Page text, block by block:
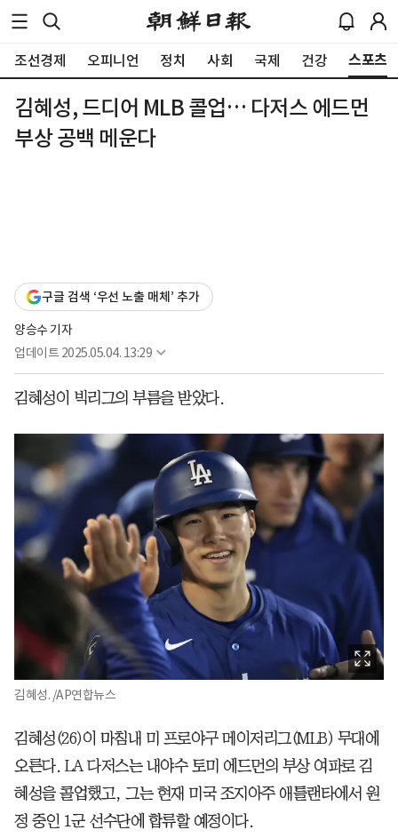
조선경제 오피니언 정치 사회 국제 건강 스포츠
김혜성, 드디어 MLB 콜업… 다저스 에드먼
부상 공백 메운다
구글 검색 ‘우선 노출 매체’ 추가
양승수 기자
업데이트 2025.05.04. 13:29
김혜성이 빅리그의 부름을 받았다.
김혜성. /AP연합뉴스
김혜성(26)이 마침내 미 프로야구 메이저리그(MLB) 무대에
오른다. LA 다저스는 내야수 토미 에드먼의 부상 여파로 김
혜성을 콜업했고, 그는 현재 미국 조지아주 애틀랜타에서 원
정 중인 1군 선수단에 합류할 예정이다.